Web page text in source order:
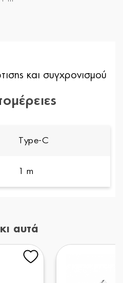
και συγχρονισμού
Type-C
1 m
αυτά